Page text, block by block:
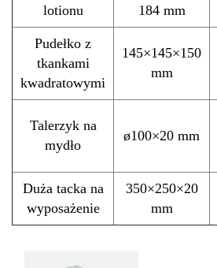
lotionu
184 mm
Pudełko z
tkankami
kwadratowymi
145×145×150
mm
Talerzyk na
mydło
ø100×20 mm
Duża tacka na
wyposażenie
350×250×20
mm